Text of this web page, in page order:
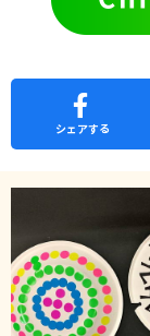
シェアする